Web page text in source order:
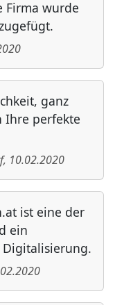
Firma wurde
ganz
Ihre perfekte
, 10.02.2020
ist eine der
ein